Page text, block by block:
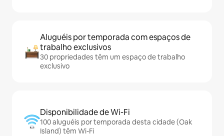
Aluguéis por temporada com espaços de
trabalho exclusivos
30 propriedades têm um espaço de trabalho
exclusivo
Disponibilidade de Wi-Fi
100 aluguéis por temporada desta cidade (Oak
Island) têm Wi-Fi